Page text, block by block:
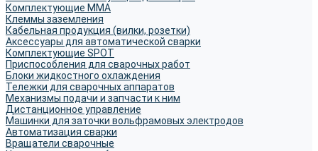
Комплектующие ММА
Клеммы заземления
Кабельная продукция (вилки, розетки)
Аксессуары для автоматической сварки
Комплектующие SPOT
Приспособления для сварочных работ
Блоки жидкостного охлаждения
Тележки для сварочных аппаратов
Механизмы подачи и запчасти к ним
Дистанционное управление
Машинки для заточки вольфрамовых электродов
Автоматизация сварки
Вращатели сварочные